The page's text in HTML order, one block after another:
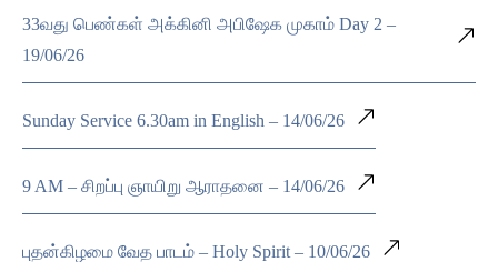
33வது பெண்கள் அக்கினி அபிஷேக முகாம் Day 2 –
19/06/26
Sunday Service 6.30am in English – 14/06/26
9 AM – சிறப்பு ஞாயிறு ஆராதனை – 14/06/26
புதன்கிழமை வேத பாடம் – Holy Spirit – 10/06/26